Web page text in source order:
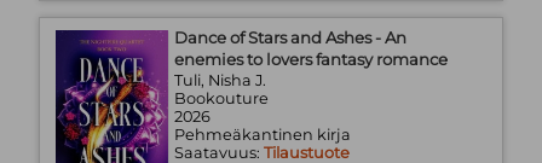
Dance of Stars and Ashes - An
enemies to lovers fantasy romance
Tuli, Nisha J.
Bookouture
2026
Pehmeäkantinen kirja
Saatavuus: Tilaustuote